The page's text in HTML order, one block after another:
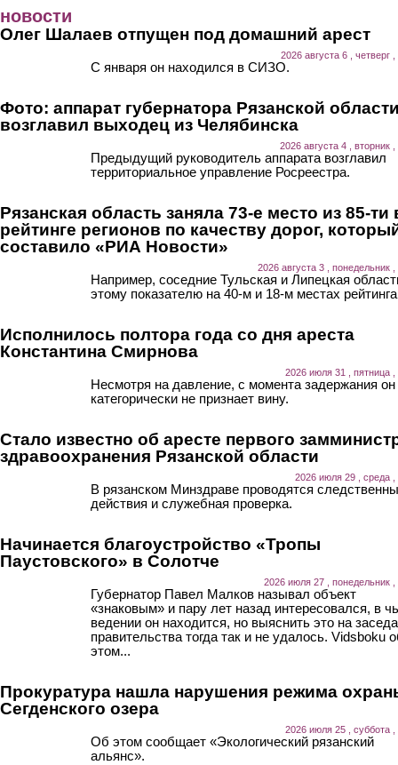
новости
Олег Шалаев отпущен под домашний арест
2026 августа 6 , четверг
С января он находился в СИЗО.
Фото: аппарат губернатора Рязанской
возглавил выходец из Челябинска
2026 августа 4 , вторник
Предыдущий руководитель аппарата возглавил
территориальное управление Росреестра.
Рязанская область заняла 73-е место из 85-ти
рейтинге регионов по качеству дорог,
составило «РИА Новости»
2026 августа 3 , понедельник ,
Например, соседние Тульская и Липецкая
этому показателю на 40-м и 18-м местах
Исполнилось полтора года со дня ареста
Константина Смирнова
2026 июля 31 , пятница ,
Несмотря на давление, с момента задержания он
категорически не признает вину.
Стало известно об аресте первого
здравоохранения Рязанской области
2026 июля 29 , среда ,
В рязанском Минздраве проводятся
действия и служебная проверка.
Начинается благоустройство «Тропы
Паустовского» в Солотче
2026 июля 27 , понедельник ,
Губернатор Павел Малков называл объект
«знаковым» и пару лет назад интересовался, в
ведении он находится, но выяснить это на
правительства тогда так и не удалось. Vidsboku
этом...
Прокуратура нашла нарушения режима
Сегденского озера
2026 июля 25 , суббота ,
Об этом сообщает «Экологический рязанский
альянс».